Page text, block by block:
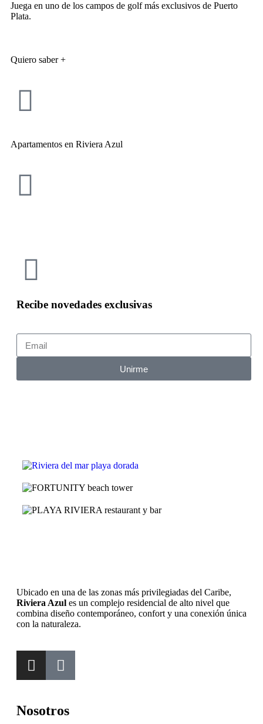
Juega en uno de los campos de golf más exclusivos de Puerto
Plata.
Quiero saber +
Apartamentos en Riviera Azul
Recibe novedades exclusivas
Unirme
Ubicado en una de las zonas más privilegiadas del Caribe,
Riviera Azul es un complejo residencial de alto nivel que
combina diseño contemporáneo, confort y una conexión única
con la naturaleza.
Nosotros